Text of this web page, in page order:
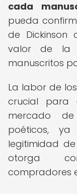
cada
pueda
de Dickinson
valor de la
manuscritos
La labor de
crucial para
mercado
poéticos,
legitimidad
otorga
compradores